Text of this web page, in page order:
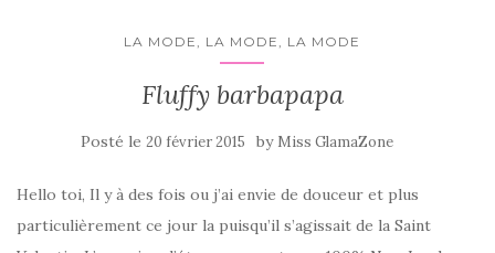
LA MODE, LA MODE, LA MODE
Fluffy barbapapa
Posté le 20 février 2015 by Miss GlamaZone
Hello toi, Il y à des fois ou j’ai envie de douceur et plus
particulièrement ce jour la puisqu’il s’agissait de la Saint